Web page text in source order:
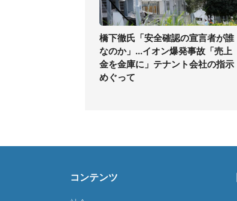
橋下徹氏「安全確認の宣言者が誰
なのか」...イオン爆発事故「売上
金を金庫に」テナント会社の指示
めぐって
コンテンツ